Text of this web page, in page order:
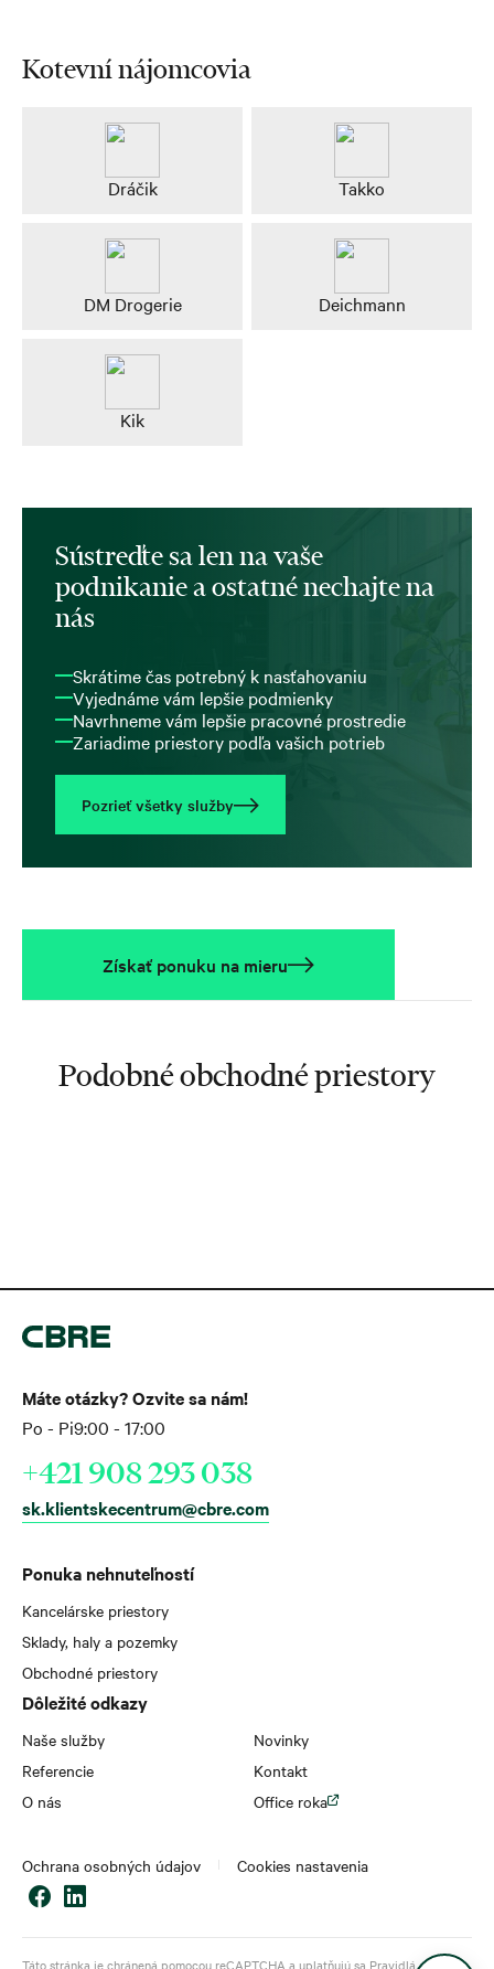
Kotevní nájomcovia
Dráčik Takko
DM Drogerie Deichmann
Kik
Sústreďte sa len na vaše
podnikanie a ostatné nechajte na
nás
Skrátime čas potrebný k nasťahovaniu
Vyjednáme vám lepšie podmienky
Navrhneme vám lepšie pracovné prostredie
Zariadime priestory podľa vašich potrieb
Pozrieť všetky služby
Získať ponuku na mieru
Podobné obchodné priestory
Ponuka nehnuteľností
Kancelárske priestory
Sklady, haly a pozemky
Obchodné priestory
Dôležité odkazy
Naše služby
Referencie
O nás
Novinky
Kontakt
Office roka
Máte otázky? Ozvite sa nám!
Po - Pi9:00 - 17:00
+421 908 293 038
sk.klientskecentrum@cbre.com
Ochrana osobných údajov Cookies nastavenia
Táto stránka je chránená pomocou reCAPTCHA a uplatňujú sa Pravidlá ochrany